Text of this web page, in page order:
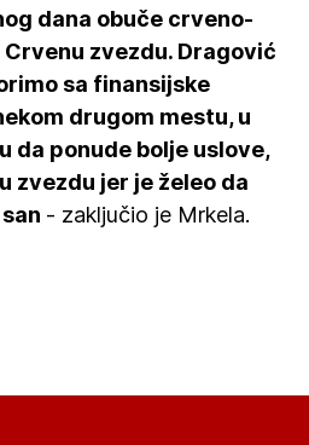
dana obuče crveno-
zvezdu. Dragović
sa finansijske
drugom mestu, u
da ponude bolje uslove,
zvezdu jer je želeo da
- zaključio je Mrkela.